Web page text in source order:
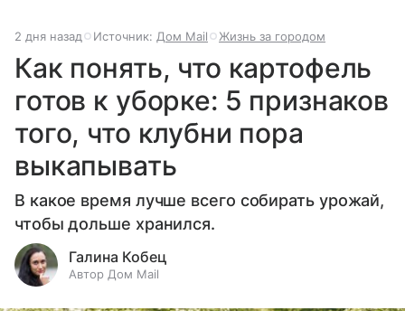
2 дня назад Источник: Дом Mail Жизнь за городом
Как понять, что картофель
готов к уборке: 5 признаков
того, что клубни пора
выкапывать
В какое время лучше всего собирать урожай,
чтобы дольше хранился.
Галина Кобец
Автор Дом Mail